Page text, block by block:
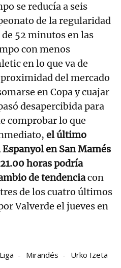
se reducía a seis
de la regularidad
52 minutos en las
con menos
en lo que va de
del mercado
en Copa y cuajar
desapercibida para
comprobar lo que
el último
en San Mamés
horas podría
de tendenciacon
de los cuatro últimos
Valverde el jueves en
Mirandés Urko Izeta